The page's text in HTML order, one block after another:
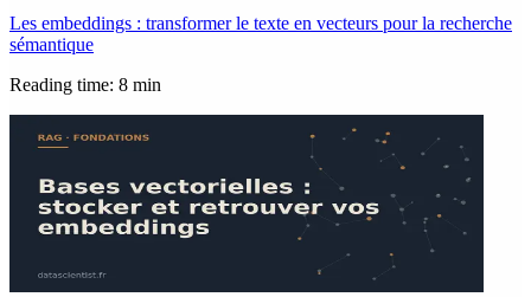
Les embeddings : transformer le texte en vecteurs pour la recherche
sémantique
Reading time: 8 min